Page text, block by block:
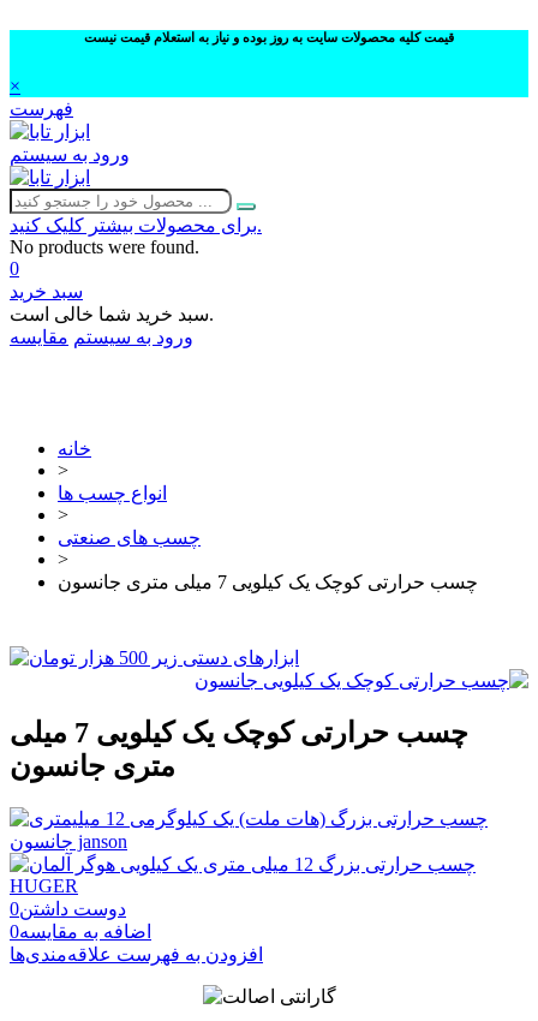
قیمت کلیه محصولات سایت به روز بوده و نیاز به استعلام قیمت نیست
×
فهرست
ورود به سیستم
برای محصولات بیشتر کلیک کنید.
No products were found.
0
سبد خرید
سبد خرید شما خالی است.
ورود به سیستم مقایسه
خانه
>
انواع چسب ها
>
چسب های صنعتی
>
چسب حرارتی کوچک یک کیلویی 7 میلی متری جانسون
چسب حرارتی کوچک یک کیلویی 7 میلی
متری جانسون
دوست داشتن0
اضافه به مقایسه0
افزودن به فهرست علاقه‌مندی‌ها